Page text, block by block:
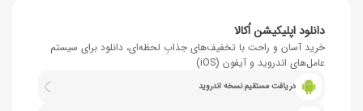
دانلود اپلیکیشن اُکالا
خرید آسان و راحت با تخفیف‌های جذابِ لحظه‌ای، دانلود برای سیستم
عامل‌های اندروید و آیفون (iOS)
دریافت مستقیم نسخه اندروید